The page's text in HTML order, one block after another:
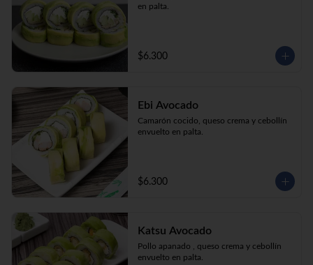
en palta.
$6.300
Ebi Avocado
Camarón cocido, queso crema y cebollín
envuelto en palta.
$6.300
Katsu Avocado
Pollo apanado , queso crema y cebollín
envuelto en palta.